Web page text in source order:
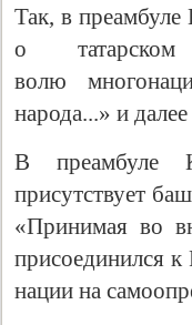
Так, в преамбуле
о
волю
народа...» и далее
В преамбуле
присутствует
«Принимая во
присоединился к
нации на